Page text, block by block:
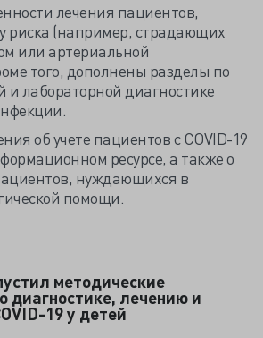
лечения пациентов,
риска (например, страдающих
или артериальной
того, дополнены разделы по
и лабораторной диагностике
об учете пациентов с COVID-19
ресурсе, а также о
нуждающихся в
помощи.
методические
диагностике, лечению и
19 у детей